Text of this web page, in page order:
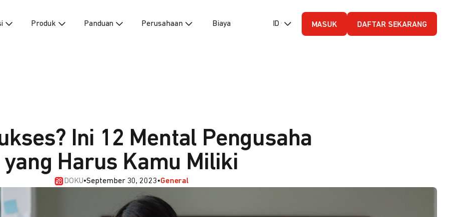
Produk Panduan Perusahaan Biaya ID (Bahasa Indonesia)
MASUK DAFTAR SEKARANG
Ini 12 Mental Pengusaha
yang Harus Kamu Miliki
DOKU•September 30, 2023•General